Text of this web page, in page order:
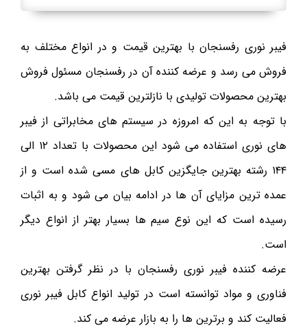
فیبر نوری رفسنجان با بهترین قیمت و در انواع مختلف به
فروش می رسد و عرضه کننده آن در رفسنجان مسئول فروش
بهترین محصولات تولیدی با نازلترین قیمت می باشد.
با توجه به این که امروزه در سیستم های مخابراتی از فیبر
های نوری استفاده می شود این محصولات با تعداد ۱۲ الی
۱۴۴ رشته بهترین جایگزین کابل های مسی شده است و از
عمده ترین مزایای آن ها در ادامه بیان می شود و به اثبات
رسیده است که این نوع سیم ها بسیار بهتر از انواع دیگر
است.
عرضه کننده فیبر نوری رفسنجان با در نظر گرفتن بهترین
فناوری و مواد توانسته است در تولید انواع کابل فیبر نوری
فعالیت کند و برترین ها را به بازار عرضه می کند.